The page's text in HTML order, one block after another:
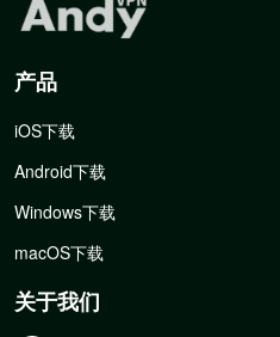
产品
iOS下载
Android下载
Windows下载
macOS下载
关于我们